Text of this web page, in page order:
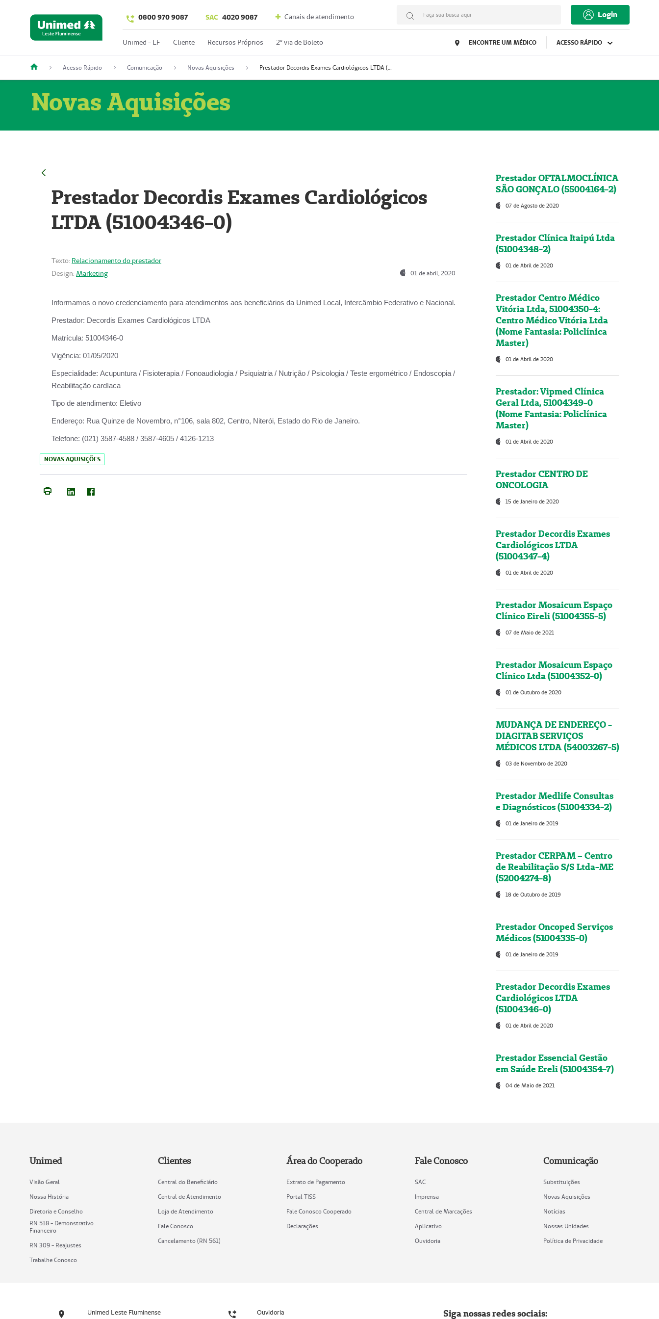
0800 970 9087 SAC 4020 9087 Canais de atendimento Faça sua busca aqui Login
Unimed - LF Cliente Recursos Próprios 2º via de Boleto ENCONTRE UM MÉDICO ACESSO RÁPIDO
Acesso Rápido Comunicação Novas Aquisições Prestador Decordis Exames Cardiológicos LTDA (51004346-0)
Novas Aquisições
Prestador Decordis Exames Cardiológicos
LTDA (51004346-0)
Texto: Relacionamento do prestador
Design: Marketing 01 de abril, 2020
Informamos o novo credenciamento para atendimentos aos beneficiários da Unimed Local, Intercâmbio Federativo e Nacional.
Prestador: Decordis Exames Cardiológicos LTDA
Matrícula: 51004346-0
Vigência: 01/05/2020
Especialidade: Acupuntura / Fisioterapia / Fonoaudiologia / Psiquiatria / Nutrição / Psicologia / Teste ergométrico / Endoscopia /
Reabilitação cardíaca
Tipo de atendimento: Eletivo
Endereço: Rua Quinze de Novembro, n°106, sala 802, Centro, Niterói, Estado do Rio de Janeiro.
Telefone: (021) 3587-4588 / 3587-4605 / 4126-1213
NOVAS AQUISIÇÕES
Prestador OFTALMOCLÍNICA
SÃO GONÇALO (55004164-2)
07 de Agosto de 2020
Prestador Clínica Itaipú Ltda
(51004348-2)
01 de Abril de 2020
Prestador Centro Médico
Vitória Ltda, 51004350-4:
Centro Médico Vitória Ltda
(Nome Fantasia: Policlínica
Master)
01 de Abril de 2020
Prestador: Vipmed Clínica
Geral Ltda, 51004349-0
(Nome Fantasia: Policlínica
Master)
01 de Abril de 2020
Prestador CENTRO DE
ONCOLOGIA
15 de Janeiro de 2020
Prestador Decordis Exames
Cardiológicos LTDA
(51004347-4)
01 de Abril de 2020
Prestador Mosaicum Espaço
Clínico Eireli (51004355-5)
07 de Maio de 2021
Prestador Mosaicum Espaço
Clínico Ltda (51004352-0)
01 de Outubro de 2020
MUDANÇA DE ENDEREÇO -
DIAGITAB SERVIÇOS
MÉDICOS LTDA (54003267-5)
03 de Novembro de 2020
Prestador Medlife Consultas
e Diagnósticos (51004334-2)
01 de Janeiro de 2019
Prestador CERPAM – Centro
de Reabilitação S/S Ltda-ME
(52004274-8)
18 de Outubro de 2019
Prestador Oncoped Serviços
Médicos (51004335-0)
01 de Janeiro de 2019
Prestador Decordis Exames
Cardiológicos LTDA
(51004346-0)
01 de Abril de 2020
Prestador Essencial Gestão
em Saúde Ereli (51004354-7)
04 de Maio de 2021
Unimed
Visão Geral
Nossa História
Diretoria e Conselho
RN 518 - Demonstrativo
Financeiro
RN 309 - Reajustes
Trabalhe Conosco
Clientes
Central do Beneficiário
Central de Atendimento
Loja de Atendimento
Fale Conosco
Cancelamento (RN 561)
Área do Cooperado
Extrato de Pagamento
Portal TISS
Fale Conosco Cooperado
Declarações
Fale Conosco
SAC
Imprensa
Central de Marcações
Aplicativo
Ouvidoria
Comunicação
Substituições
Novas Aquisições
Notícias
Nossas Unidades
Política de Privacidade
Unimed Leste Fluminense Ouvidoria Siga nossas redes sociais: